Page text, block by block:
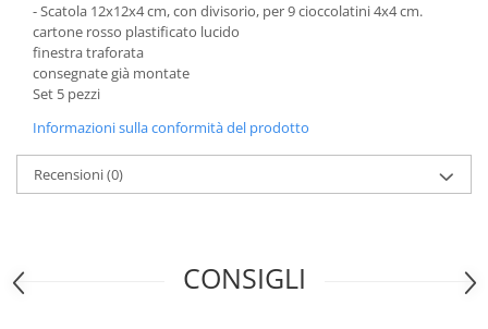
Scatole per Panettone e Rotoli
Dolci
Scatole per Uova e Figure di
Cioccolato
Scatole Personalizzate
Scatole Senza Finestra per Mini
Pasticcini
Vassoi per Pasticcini e Torte
- Scatola 12x12x4 cm, con divisorio, per 9 cioccolatini 4x4 cm.
cartone rosso plastificato lucido
finestra traforata
consegnate già montate
Set 5 pezzi
Informazioni sulla conformità del prodotto
Recensioni(0)
CONSIGLI